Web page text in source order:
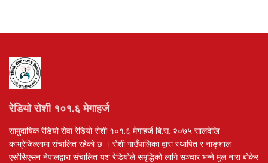
रेडियो रोशी १०१.६ मेगाहर्ज
सामुदायिक रेडियो सेवा रेडियो रोशी १०१.६ मेगाहर्ज बि.स. २०७५ सालदेखि
काभ्रेजिल्लामा संचालित रहेको छ । रोशी गाउँपालिका द्वारा स्थापित र नाङ्शाल
एसोसिएसन नेपालद्वारा संचालित यश रेडियोले समृद्धिको लागि सञ्चार भन्ने मुल नारा बोकेर